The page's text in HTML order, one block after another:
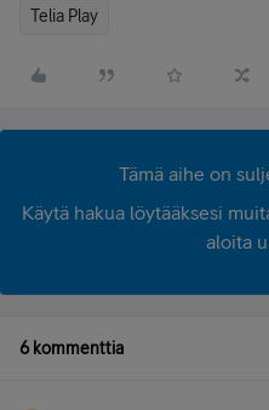
Telia Play
Tämä aihe on
Käytä hakua löytääksesi
aloita
6 kommenttia